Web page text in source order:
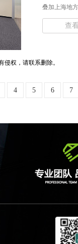
叠加上海地
查
权，请联系删除。
4 5 6 7